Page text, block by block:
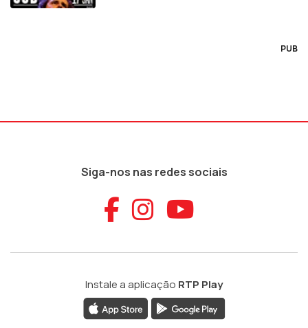
PUB
Siga-nos nas redes sociais
Aceder ao
Aceder ao
Aceder
Instale a aplicação RTP Play